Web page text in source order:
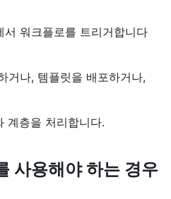
서 워크플로를 트리거합니다
거나, 템플릿을 배포하거나,
계층을 처리합니다.
사용해야 하는 경우